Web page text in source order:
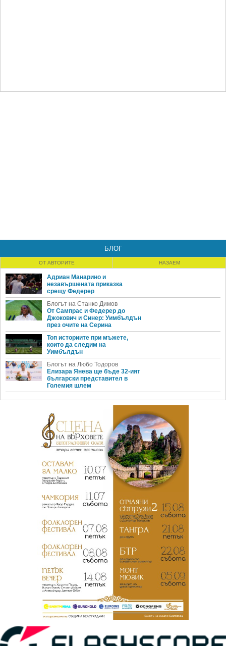
БЛОГ
ОТ АВТОРИТЕ НАЗАЕМ
Адриан Манарино и
незавършената приказка
срещу Федерер
Блогът на Станко Димов
От Сампрас и Федерер до
Джокович и Синер: Уимбълдън
през очите на Серина
Топ историите при мъжете,
които да следим на
Уимбълдън
Блогът на Любо Тодоров
Елизара Янева ще бъде 32-ият
български представител в
Големия шлем